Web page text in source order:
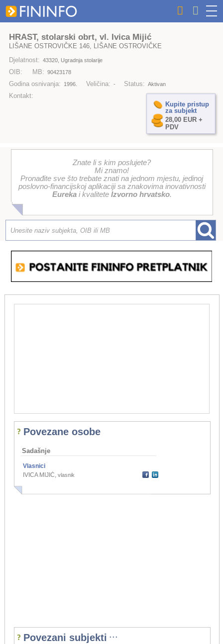
HRAST, stolarski obrt, vl. Ivica Mijić
LIŠANE OSTROVIČKE 146, LIŠANE OSTROVIČKE
Djelatnost: 43320, Ugradnja stolarije
OIB: MB: 90423178
Godina osnivanja: 1996. Veličina: - Status: Aktivan
Kontakt:
Kupite pristup
za subjekt
28,00 EUR +
PDV
Znate li s kim poslujete?
Mi znamo!
Pronađite sve što trebate znati na jednom mjestu, jedinoj
poslovno-financijskoj aplikaciji sa znakovima inovativnosti
Eurekai kvalitete Izvorno hrvatsko.
Povezane osobe
Sadašnje
Vlasnici
IVICA MIJIĆ, vlasnik
Povezani subjekti ...